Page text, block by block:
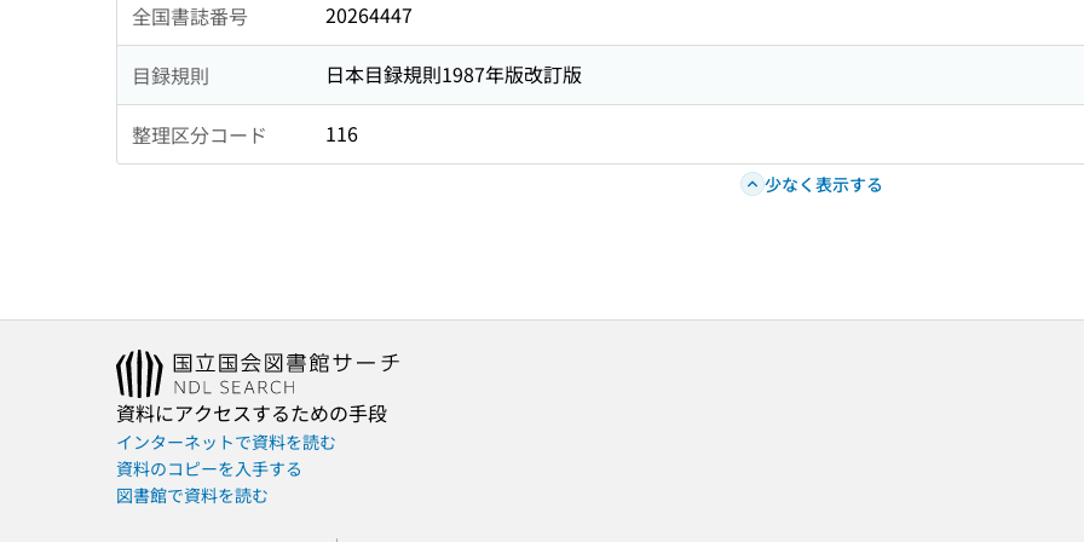
全国書誌番号 20264447
目録規則 日本目録規則1987年版改訂版
整理区分コード 116
少なく表示する
資料にアクセスするための手段
インターネットで資料を読む
資料のコピーを入手する
図書館で資料を読む